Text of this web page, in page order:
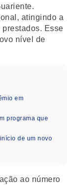
atingindo a
Esse
nível de
em
programa que
de um novo
ao número